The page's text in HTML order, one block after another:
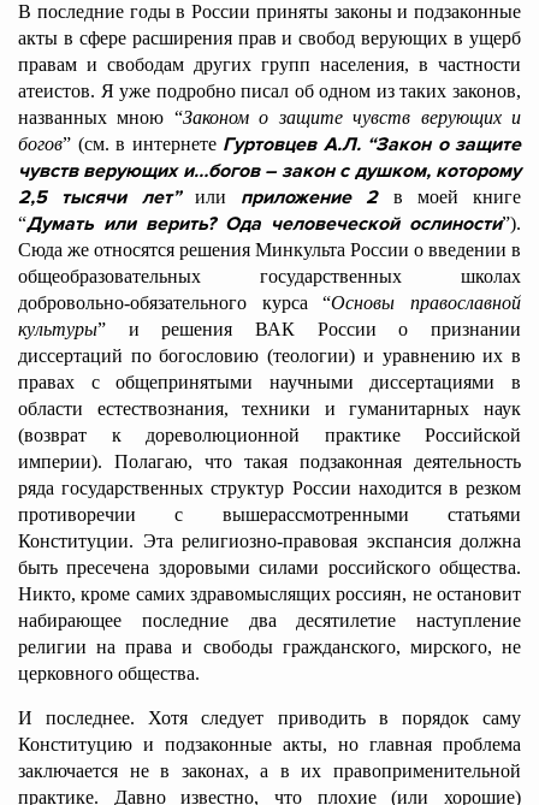
В последние годы в России приняты законы и подзаконные
акты в сфере расширения прав и свобод верующих в ущерб
правам и свободам других групп населения, в частности
атеистов. Я уже подробно писал об одном из таких законов,
названных мною “Законом о защите чувств верующих и
богов” (см. в интернете Гуртовцев А.Л. “Закон о защите
чувств верующих и…богов – закон с душком, которому
2,5 тысячи лет”или приложение 2
в моей книге
“Думать или верить? Ода человеческой ослиности”).
Сюда же относятся решения Минкульта России о введении в
общеобразовательных государственных школах
добровольно-обязательного курса “Основы православной
культуры” и решения ВАК России о признании
диссертаций по богословию (теологии) и уравнению их в
правах с общепринятыми научными диссертациями в
области естествознания, техники и гуманитарных наук
(возврат к дореволюционной практике Российской
империи). Полагаю, что такая подзаконная деятельность
ряда государственных структур России находится в резком
противоречии с вышерассмотренными статьями
Конституции. Эта религиозно-правовая экспансия должна
быть пресечена здоровыми силами российского общества.
Никто, кроме самих здравомыслящих россиян, не остановит
набирающее последние два десятилетие наступление
религии на права и свободы гражданского, мирского, не
церковного общества.
И последнее. Хотя следует приводить в порядок саму
Конституцию и подзаконные акты, но главная проблема
заключается не в законах, а в их правоприменительной
практике. Давно известно, что плохие (или хорошие)